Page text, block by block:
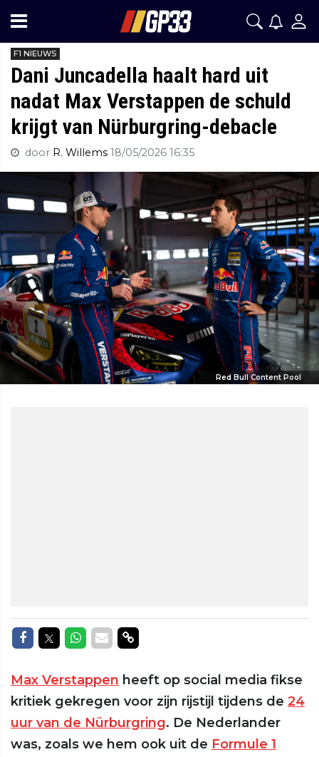
F1 NIEUWS
Dani Juncadella haalt hard uit
nadat Max Verstappen de schuld
krijgt van Nürburgring-debacle
door R. Willems 18/05/2026 16:35
Red Bull Content Pool
Delen op Facebook
Delen op Twitter
Delen op Whatsapp
Delen via Mail
Delen via link
Max Verstappen heeft op social media fikse
kritiek gekregen voor zijn rijstijl tijdens de 24
uur van de Nürburgring. De Nederlander
was, zoals we hem ook uit de Formule 1